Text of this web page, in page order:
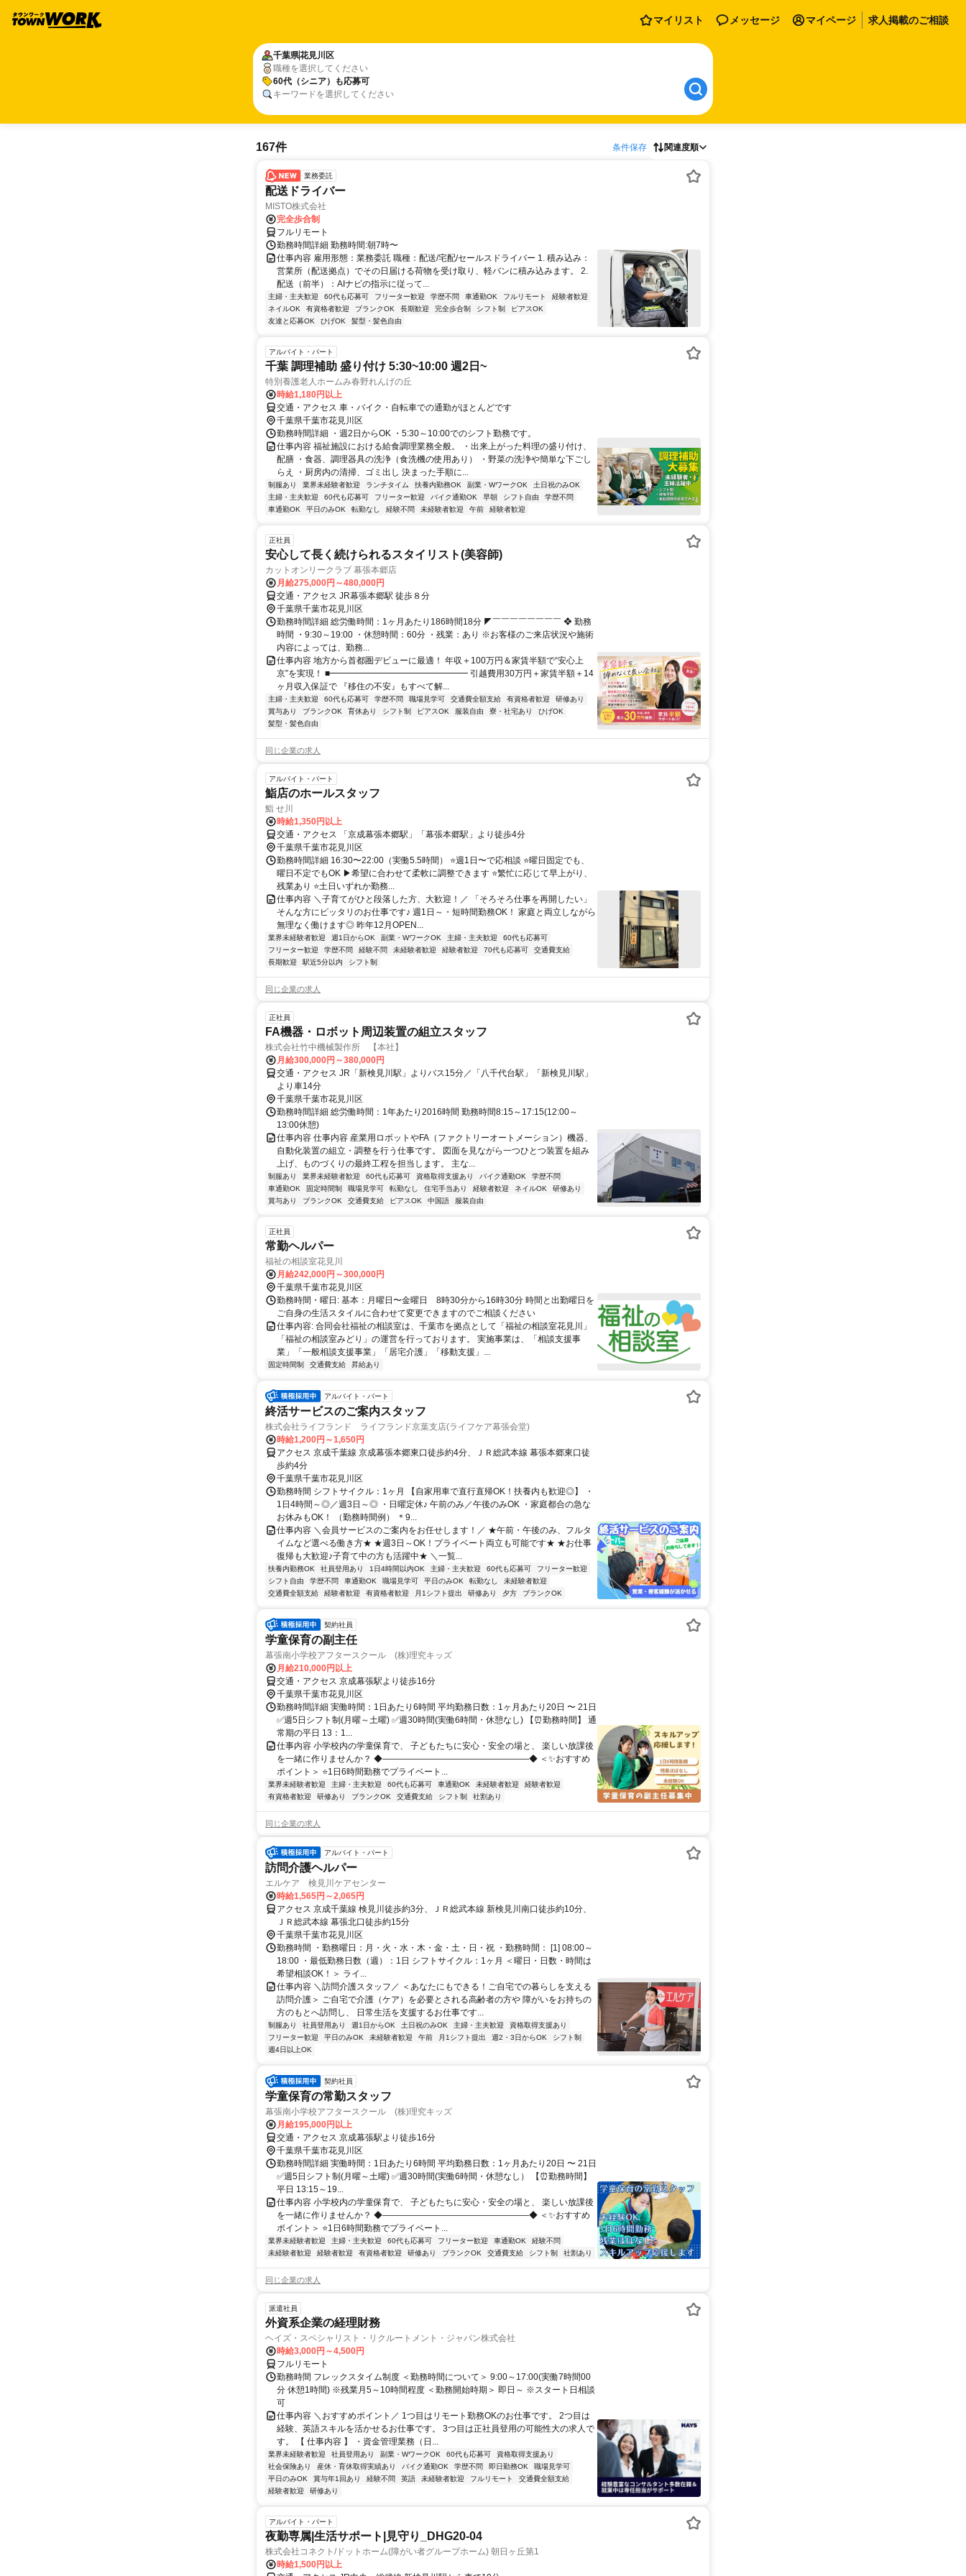
マイリスト メッセージ マイページ 求人掲載のご相談
千葉県花見川区
職種を選択してください
60代（シニア）も応募可
キーワードを選択してください
167件 条件保存 関連度順
業務委託
配送ドライバー
MISTO株式会社
完全歩合制
フルリモート
勤務時間詳細 勤務時間:朝7時〜
仕事内容 雇用形態：業務委託 職種：配送/宅配/セールスドライバー 1. 積み込み：
営業所（配送拠点）でその日届ける荷物を受け取り、軽バンに積み込みます。 2.
配送（前半）：AIナビの指示に従って...
主婦・主夫歓迎 60代も応募可 フリーター歓迎 学歴不問 車通勤OK フルリモート
経験者歓迎
ネイルOK
有資格者歓迎 ブランクOK 長期歓迎 完全歩合制 シフト制
ピアスOK
友達と応募OK
ひげOK 髪型・髪色自由
アルバイト・パート
千葉 調理補助 盛り付け 5:30~10:00 週2日~
特別養護老人ホームみ春野れんげの丘
時給1,180円以上
交通・アクセス 車・バイク・自転車での通勤がほとんどです
千葉県千葉市花見川区
勤務時間詳細 ・週2日からOK ・5:30～10:00でのシフト勤務です。
仕事内容 福祉施設における給食調理業務全般。 ・出来上がった料理の盛り付け、
配膳 ・食器、調理器具の洗浄（食洗機の使用あり） ・野菜の洗浄や簡単な下ごし
らえ ・厨房内の清掃、ゴミ出し 決まった手順に...
制服あり 業界未経験者歓迎 ランチタイム 扶養内勤務OK 副業・WワークOK
土日祝のみOK
主婦・主夫歓迎
60代も応募可 フリーター歓迎 バイク通勤OK 早朝 シフト自由
学歴不問
車通勤OK
平日のみOK 転勤なし 経験不問 未経験者歓迎 午前 経験者歓迎
正社員
安心して長く続けられるスタイリスト(美容師)
カットオンリークラブ 幕張本郷店
月給275,000円～480,000円
交通・アクセス JR幕張本郷駅 徒歩８分
千葉県千葉市花見川区
勤務時間詳細 総労働時間：1ヶ月あたり186時間18分 ◤￣￣￣￣￣￣￣￣ ❖ 勤務
時間 ・9:30～19:00 ・休憩時間：60分 ・残業：あり ※お客様のご来店状況や施術
内容によっては、勤務...
仕事内容 地方から首都圏デビューに最適！ 年収＋100万円＆家賃半額で“安心上
京”を実現！ ■━━━━━━━━━━━━━━━━ 引越費用30万円＋家賃半額＋14
ヶ月収入保証で 『移住の不安』もすべて解...
主婦・主夫歓迎 60代も応募可 学歴不問 職場見学可 交通費全額支給 有資格者歓迎
研修あり
賞与あり
ブランクOK 育休あり シフト制 ピアスOK 服装自由 寮・社宅あり
ひげOK
髪型・髪色自由
同じ企業の求人
アルバイト・パート
鮨店のホールスタッフ
鮨 せ川
時給1,350円以上
交通・アクセス 「京成幕張本郷駅」「幕張本郷駅」より徒歩4分
千葉県千葉市花見川区
勤務時間詳細 16:30〜22:00（実働5.5時間） ⭐週1日〜で応相談 ⭐曜日固定でも、
曜日不定でもOK ▶希望に合わせて柔軟に調整できます ⭐繁忙に応じて早上がり、
残業あり ⭐土日いずれか勤務...
仕事内容 ＼子育てがひと段落した方、大歓迎！／ 「そろそろ仕事を再開したい」
そんな方にピッタリのお仕事です♪ 週1日～・短時間勤務OK！ 家庭と両立しながら
無理なく働けます◎ 昨年12月OPEN...
業界未経験者歓迎 週1日からOK 副業・WワークOK 主婦・主夫歓迎
60代も応募可
フリーター歓迎
学歴不問 経験不問 未経験者歓迎 経験者歓迎 70代も応募可
交通費支給
長期歓迎
駅近5分以内 シフト制
同じ企業の求人
正社員
FA機器・ロボット周辺装置の組立スタッフ
株式会社竹中機械製作所 【本社】
月給300,000円～380,000円
交通・アクセス JR「新検見川駅」よりバス15分／「八千代台駅」「新検見川駅」
より車14分
千葉県千葉市花見川区
勤務時間詳細 総労働時間：1年あたり2016時間 勤務時間8:15～17:15(12:00～
13:00休憩)
仕事内容 仕事内容 産業用ロボットやFA（ファクトリーオートメーション）機器、
自動化装置の組立・調整を行う仕事です。 図面を見ながら一つひとつ装置を組み
上げ、ものづくりの最終工程を担当します。 主な...
制服あり 業界未経験者歓迎 60代も応募可 資格取得支援あり バイク通勤OK
学歴不問
車通勤OK
固定時間制 職場見学可 転勤なし 住宅手当あり 経験者歓迎 ネイルOK
研修あり
賞与あり
ブランクOK 交通費支給 ピアスOK 中国語 服装自由
正社員
常勤ヘルパー
福祉の相談室花見川
月給242,000円～300,000円
千葉県千葉市花見川区
勤務時間・曜日: 基本：月曜日〜金曜日 8時30分から16時30分 時間と出勤曜日を
ご自身の生活スタイルに合わせて変更できますのでご相談ください
仕事内容: 合同会社福祉の相談室は、千葉市を拠点として「福祉の相談室花見川」
「福祉の相談室みどり」の運営を行っております。 実施事業は、「相談支援事
業」「一般相談支援事業」「居宅介護」「移動支援」...
固定時間制 交通費支給 昇給あり
アルバイト・パート
終活サービスのご案内スタッフ
株式会社ライフランド ライフランド京葉支店(ライフケア幕張会堂)
時給1,200円～1,650円
アクセス 京成千葉線 京成幕張本郷東口徒歩約4分、ＪＲ総武本線 幕張本郷東口徒
歩約4分
千葉県千葉市花見川区
勤務時間 シフトサイクル：1ヶ月 【自家用車で直行直帰OK！扶養内も歓迎◎】 ・
1日4時間～◎／週3日～◎ ・日曜定休♪ 午前のみ／午後のみOK ・家庭都合の急な
お休みもOK！ （勤務時間例） ＊9...
仕事内容 ＼会員サービスのご案内をお任せします！／ ★午前・午後のみ、フルタ
イムなど選べる働き方★ ★週3日～OK！プライベート両立も可能です★ ★お仕事
復帰も大歓迎♪子育て中の方も活躍中★ ＼一覧...
扶養内勤務OK 社員登用あり 1日4時間以内OK 主婦・主夫歓迎 60代も応募可
フリーター歓迎
シフト自由
学歴不問 車通勤OK 職場見学可 平日のみOK 転勤なし
未経験者歓迎
交通費全額支給
経験者歓迎 有資格者歓迎 月1シフト提出 研修あり 夕方 ブランクOK
契約社員
学童保育の副主任
幕張南小学校アフタースクール (株)理究キッズ
月給210,000円以上
交通・アクセス 京成幕張駅より徒歩16分
千葉県千葉市花見川区
勤務時間詳細 実働時間：1日あたり6時間 平均勤務日数：1ヶ月あたり20日 〜 21日
✅週5日シフト制(月曜～土曜) ✅週30時間(実働6時間・休憩なし) 【⏰勤務時間】 通
常期の平日 13：1...
仕事内容 小学校内の学童保育で、 子どもたちに安心・安全の場と、 楽しい放課後
を一緒に作りませんか？ ◆―――――――――――――――――◆ ＜✨おすすめ
ポイント＞ ⭐1日6時間勤務でプライベート...
業界未経験者歓迎 主婦・主夫歓迎 60代も応募可 車通勤OK 未経験者歓迎
経験者歓迎
有資格者歓迎
研修あり ブランクOK 交通費支給 シフト制 社割あり
同じ企業の求人
アルバイト・パート
訪問介護ヘルパー
エルケア 検見川ケアセンター
時給1,565円～2,065円
アクセス 京成千葉線 検見川徒歩約3分、ＪＲ総武本線 新検見川南口徒歩約10分、
ＪＲ総武本線 幕張北口徒歩約15分
千葉県千葉市花見川区
勤務時間 ・勤務曜日：月・火・水・木・金・土・日・祝 ・勤務時間： [1] 08:00～
18:00 ・最低勤務日数（週）：1日 シフトサイクル：1ヶ月 ＜曜日・日数・時間は
希望相談OK！＞ ライ...
仕事内容 ＼訪問介護スタッフ／ ＜あなたにもできる！ご自宅での暮らしを支える
訪問介護＞ ご自宅で介護（ケア）を必要とされる高齢者の方や 障がいをお持ちの
方のもとへ訪問し、 日常生活を支援するお仕事です...
制服あり 社員登用あり 週1日からOK 土日祝のみOK 主婦・主夫歓迎
資格取得支援あり
フリーター歓迎
平日のみOK 未経験者歓迎 午前 月1シフト提出 週2・3日からOK
シフト制
週4日以上OK
契約社員
学童保育の常勤スタッフ
幕張南小学校アフタースクール (株)理究キッズ
月給195,000円以上
交通・アクセス 京成幕張駅より徒歩16分
千葉県千葉市花見川区
勤務時間詳細 実働時間：1日あたり6時間 平均勤務日数：1ヶ月あたり20日 〜 21日
✅週5日シフト制(月曜～土曜) ✅週30時間(実働6時間・休憩なし） 【⏰勤務時間】
平日 13:15～19...
仕事内容 小学校内の学童保育で、 子どもたちに安心・安全の場と、 楽しい放課後
を一緒に作りませんか？ ◆―――――――――――――――――◆ ＜✨おすすめ
ポイント＞ ⭐1日6時間勤務でプライベート...
業界未経験者歓迎 主婦・主夫歓迎 60代も応募可 フリーター歓迎 車通勤OK
経験不問
未経験者歓迎
経験者歓迎 有資格者歓迎 研修あり ブランクOK 交通費支給 シフト制 社割あり
同じ企業の求人
派遣社員
外資系企業の経理財務
ヘイズ・スペシャリスト・リクルートメント・ジャパン株式会社
時給3,000円～4,500円
フルリモート
勤務時間 フレックスタイム制度 ＜勤務時間について＞ 9:00～17:00(実働7時間00
分 休憩1時間) ※残業月5～10時間程度 ＜勤務開始時期＞ 即日～ ※スタート日相談
可
仕事内容 ＼おすすめポイント／ 1つ目はリモート勤務OKのお仕事です。 2つ目は
経験、英語スキルを活かせるお仕事です。 3つ目は正社員登用の可能性大の求人で
す。 【 仕事内容 】 ・資金管理業務（日...
業界未経験者歓迎 社員登用あり 副業・WワークOK 60代も応募可
資格取得支援あり
社会保険あり
産休・育休取得実績あり バイク通勤OK 学歴不問 即日勤務OK
職場見学可
平日のみOK
賞与年1回あり 経験不問 英語 未経験者歓迎 フルリモート
交通費全額支給
経験者歓迎
研修あり
アルバイト・パート
夜勤専属|生活サポート|見守り_DHG20-04
株式会社コネクト/ドットホーム(障がい者グループホーム) 朝日ヶ丘第1
時給1,500円以上